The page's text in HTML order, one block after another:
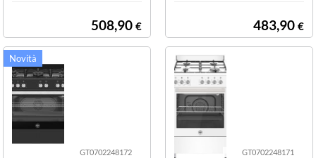
508,90 € 483,90 €
GT0702248172 GT0702248171